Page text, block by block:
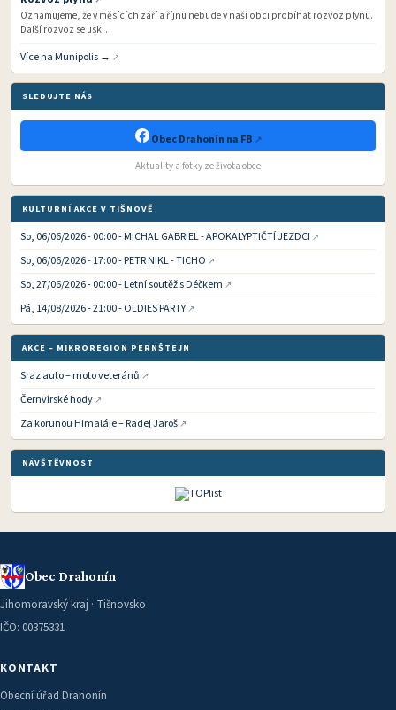
Oznamujeme, že v měsících září a říjnu nebude v naší obci probíhat rozvoz plynu.
Další rozvoz se usk…
Více na Munipolis →
SLEDUJTE NÁS
Obec Drahonín na FB
Aktuality a fotky ze života obce
KULTURNÍ AKCE V TIŠNOVĚ
So, 06/06/2026 - 00:00 - MICHAL GABRIEL - APOKALYPTIČTÍ JEZDCI
So, 06/06/2026 - 17:00 - PETR NIKL - TICHO
So, 27/06/2026 - 00:00 - Letní soutěž s Déčkem
Pá, 14/08/2026 - 21:00 - OLDIES PARTY
AKCE – MIKROREGION PERNŠTEJN
Sraz auto – moto veteránů
Černvírské hody
Za korunou Himaláje – Radej Jaroš
NÁVŠTĚVNOST
Obec Drahonín
Jihomoravský kraj · Tišnovsko
IČO: 00375331
KONTAKT
Obecní úřad Drahonín